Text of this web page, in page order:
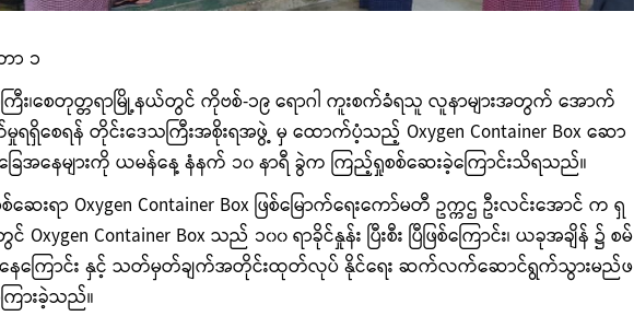
ာ ၁
ြီး၊စေတုတ္တရာမြို့နယ်တွင် ကိုဗစ်-၁၉ ရောဂါ ကူးစက်ခံရသူ လူနာများအတွက် အောက်
ရရှိစေရန် တိုင်းဒေသကြီးအစိုးရအဖွဲ့ မှ ထောက်ပံ့သည့် Oxygen Container Box ဆော
ေအနေများကို ယမန်နေ့ နံနက် ၁၀ နာရီ ခွဲက ကြည့်ရှုစစ်ဆေးခဲ့ကြောင်းသိရသည်။
ဆေးရာ Oxygen Container Box ဖြစ်မြောက်ရေးကော်မတီ ဥက္ကဌ ဦးလင်းအောင် က ရှ
Oxygen Container Box သည် ၁၀၀ ရာခိုင်နှုန်း ပြီးစီး ပြီဖြစ်ကြောင်း၊ ယခုအချိန် ၌ စမ်
ြောင်း နှင့် သတ်မှတ်ချက်အတိုင်းထုတ်လုပ် နိုင်ရေး ဆက်လက်ဆောင်ရွက်သွားမည်ဖ
ကြားခဲ့သည်။